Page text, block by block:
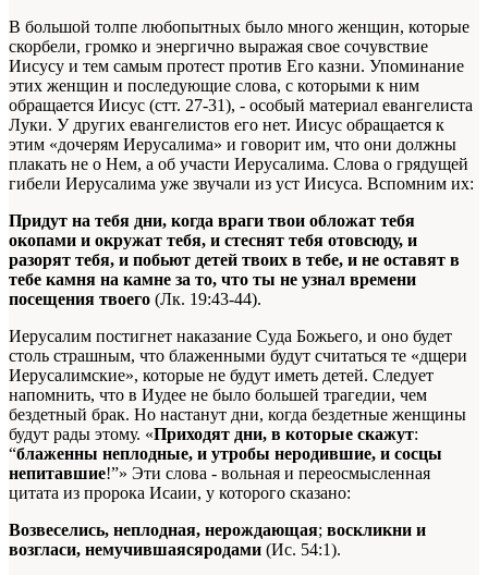
В большой толпе любопытных было много женщин, которые
скорбели, громко и энергично выражая свое сочувствие
Иисусу и тем самым протест против Его казни. Упоминание
этих женщин и последующие слова, с которыми к ним
обращается Иисус (стт. 27-31), - особый материал евангелиста
Луки. У других евангелистов его нет. Иисус обращается к
этим «дочерям Иерусалима» и говорит им, что они должны
плакать не о Нем, а об участи Иерусалима. Слова о грядущей
гибели Иерусалима уже звучали из уст Иисуса. Вспомним их:
Придут на тебя дни, когда враги твои обложат тебя
окопами и окружат тебя, и стеснят тебя отовсюду, и
разорят тебя, и побьют детей твоих в тебе, и не оставят в
тебе камня на камне за то, что ты не узнал времени
посещения твоего (Лк. 19:43-44).
Иерусалим постигнет наказание Суда Божьего, и оно будет
столь страшным, что блаженными будут считаться те «дщери
Иерусалимские», которые не будут иметь детей. Следует
напомнить, что в Иудее не было большей трагедии, чем
бездетный брак. Но настанут дни, когда бездетные женщины
будут рады этому. «Приходят дни, в которые скажут:
“блаженны неплодные, и утробы неродившие, и сосцы
непитавшие!”» Эти слова - вольная и переосмысленная
цитата из пророка Исаии, у которого сказано:
Возвеселись, неплодная, нерождающая; воскликни и
возгласи, немучившаясяродами (Ис. 54:1).